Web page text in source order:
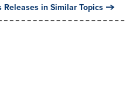
Releases in Similar Topics